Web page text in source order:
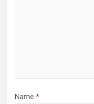
Name *